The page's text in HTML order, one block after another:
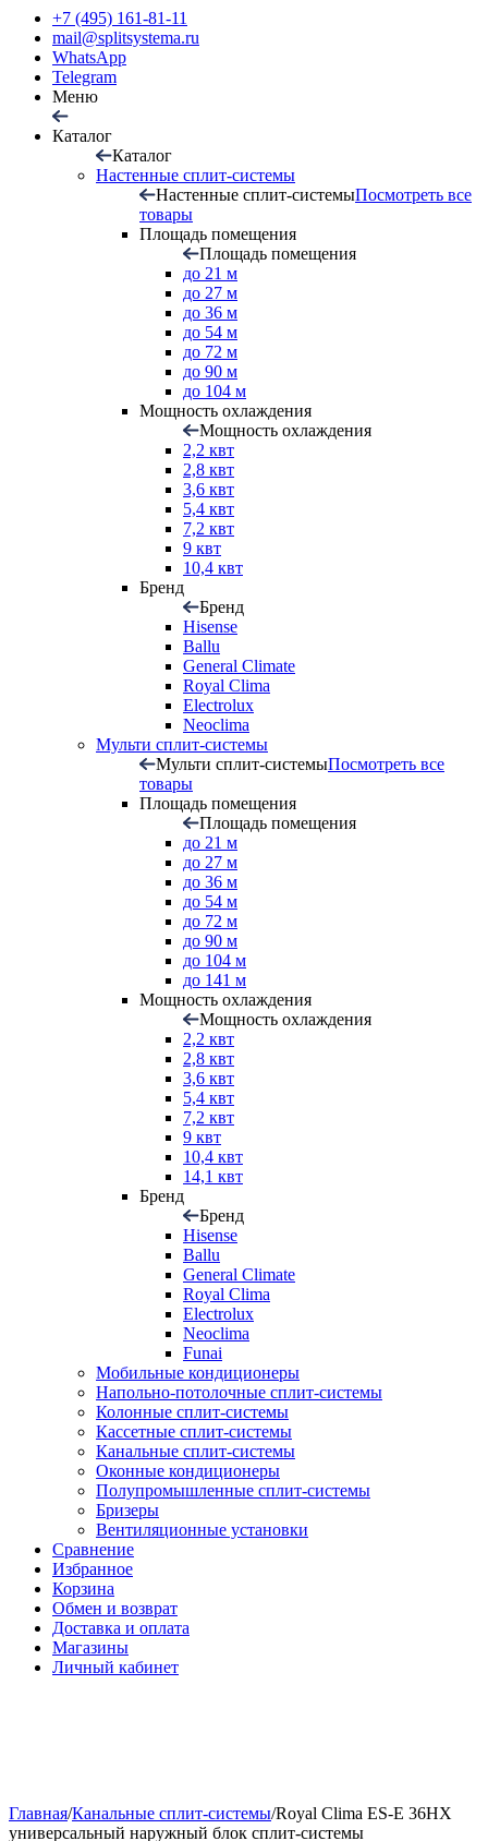
+7 (495) 161-81-11
mail@splitsystema.ru
WhatsApp
Telegram
Меню
Каталог
Каталог
Настенные сплит-системы
Настенные сплит-системыПосмотреть все
товары
Площадь помещения
Площадь помещения
до 21 м
до 27 м
до 36 м
до 54 м
до 72 м
до 90 м
до 104 м
Мощность охлаждения
Мощность охлаждения
2,2 квт
2,8 квт
3,6 квт
5,4 квт
7,2 квт
9 квт
10,4 квт
Бренд
Бренд
Hisense
Ballu
General Climate
Royal Clima
Electrolux
Neoclima
Мульти сплит-системы
Мульти сплит-системыПосмотреть все
товары
Площадь помещения
Площадь помещения
до 21 м
до 27 м
до 36 м
до 54 м
до 72 м
до 90 м
до 104 м
до 141 м
Мощность охлаждения
Мощность охлаждения
2,2 квт
2,8 квт
3,6 квт
5,4 квт
7,2 квт
9 квт
10,4 квт
14,1 квт
Бренд
Бренд
Hisense
Ballu
General Climate
Royal Clima
Electrolux
Neoclima
Funai
Мобильные кондиционеры
Напольно-потолоч​ные ​сплит-системы
Колонные ​​сплит-системы
Кассетные сплит-системы
Канальные сплит-системы
Оконные кондиционеры
Полупромышленные сплит-системы
Бризеры
Вентиляционные установки
Сравнение
Избранное
Корзина
Обмен и возврат
Доставка и оплата
Магазины
Личный кабинет
Главная/Канальные сплит-системы/Royal Clima ES-E 36HX
универсальный наружный блок сплит-системы